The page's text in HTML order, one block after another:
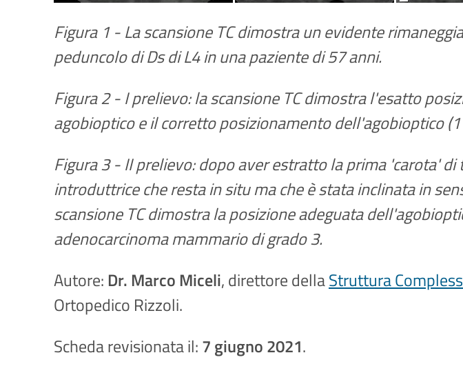
Figura 1 - La scansione TC dimostra un evidente
peduncolo di Ds di L4 in una paziente di 57 anni.
Figura 2 - I prelievo: la scansione TC dimostra l'esatto
agobioptico e il corretto posizionamento dell'agobioptico
Figura 3 - II prelievo: dopo aver estratto la prima 'carota'
introduttrice che resta in situ ma che è stata inclinata in
scansione TC dimostra la posizione adeguata
adenocarcinoma mammario di grado 3.
Autore: Dr. Marco Miceli, direttore dellaStruttura
Ortopedico Rizzoli.
Scheda revisionata il:7 giugno 2021.